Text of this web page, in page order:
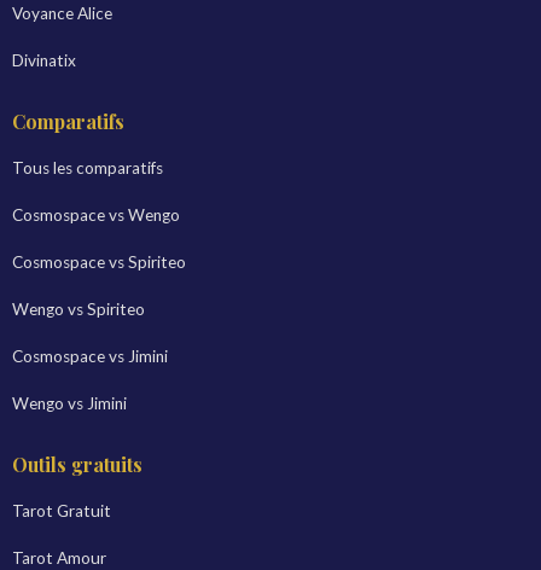
Voyance Alice
Divinatix
Comparatifs
Tous les comparatifs
Cosmospace vs Wengo
Cosmospace vs Spiriteo
Wengo vs Spiriteo
Cosmospace vs Jimini
Wengo vs Jimini
Outils gratuits
Tarot Gratuit
Tarot Amour